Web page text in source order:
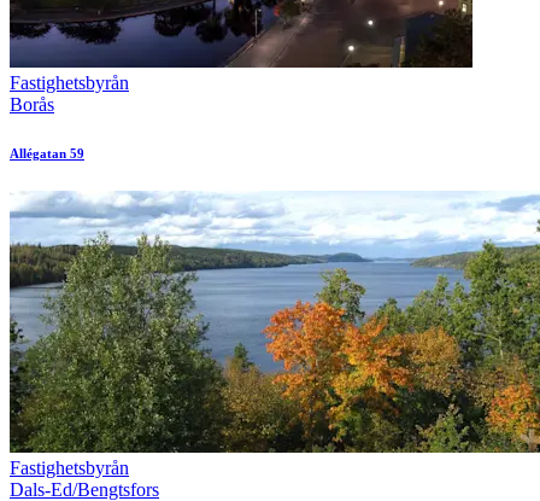
Fastighetsbyrån
Borås
Allégatan 59
Fastighetsbyrån
Dals-Ed/Bengtsfors